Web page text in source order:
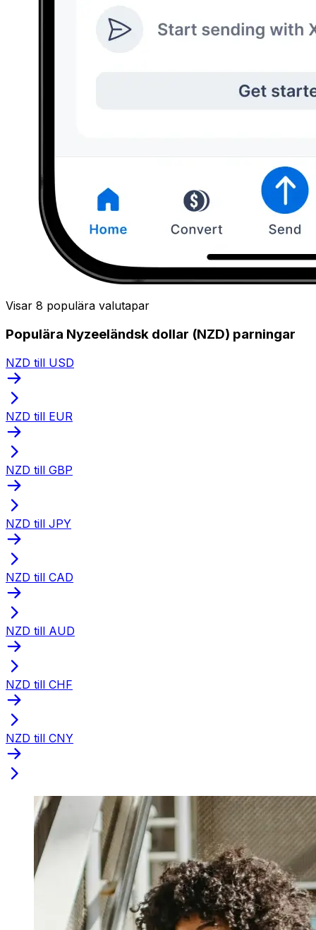
Visar 8 populära valutapar
Populära Nyzeeländsk dollar (NZD) parningar
NZD till USD
NZD till EUR
NZD till GBP
NZD till JPY
NZD till CAD
NZD till AUD
NZD till CHF
NZD till CNY